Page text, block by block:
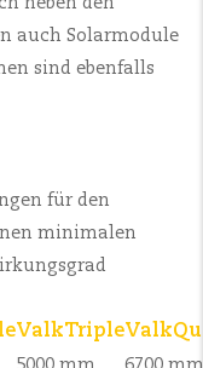
neben den
auch Solarmodule
sind ebenfalls
für den
minimalen
ValkTriple